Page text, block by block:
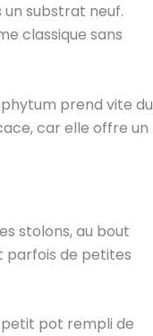
substrat neuf.
classique sans
prend vite du
car elle offre un
stolons, au bout
parfois de petites
petit pot rempli de